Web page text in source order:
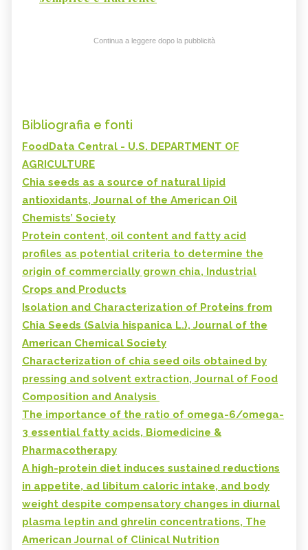
Continua a leggere dopo la pubblicità
Bibliografia e fonti
FoodData Central - U.S. DEPARTMENT OF
AGRICULTURE
Chia seeds as a source of natural lipid
antioxidants, Journal of the American Oil
Chemists’ Society
Protein content, oil content and fatty acid
profiles as potential criteria to determine the
origin of commercially grown chia, Industrial
Crops and Products
Isolation and Characterization of Proteins from
Chia Seeds (Salvia hispanica L.), Journal of the
American Chemical Society
Characterization of chia seed oils obtained by
pressing and solvent extraction, Journal of Food
Composition and Analysis
The importance of the ratio of omega-6/omega-
3 essential fatty acids, Biomedicine &
Pharmacotherapy
A high-protein diet induces sustained reductions
in appetite, ad libitum caloric intake, and body
weight despite compensatory changes in diurnal
plasma leptin and ghrelin concentrations, The
American Journal of Clinical Nutrition